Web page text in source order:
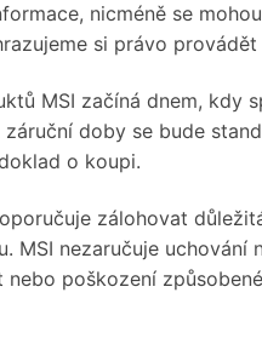
nicméně se
si právo
MSI začíná dnem,
záruční doby se bude
o koupi.
zálohovat
MSI nezaručuje
poškození